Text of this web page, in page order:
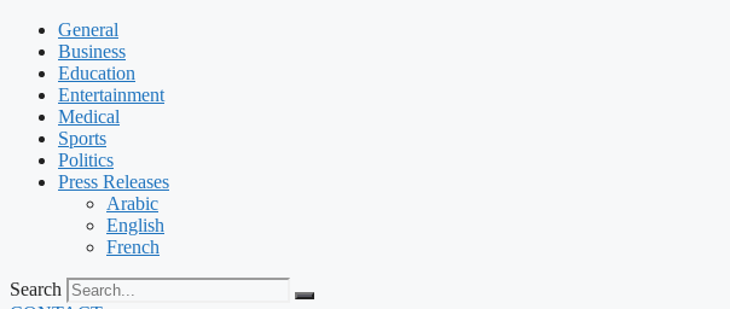
General
Business
Education
Entertainment
Medical
Sports
Politics
Press Releases
Arabic
English
French
Search